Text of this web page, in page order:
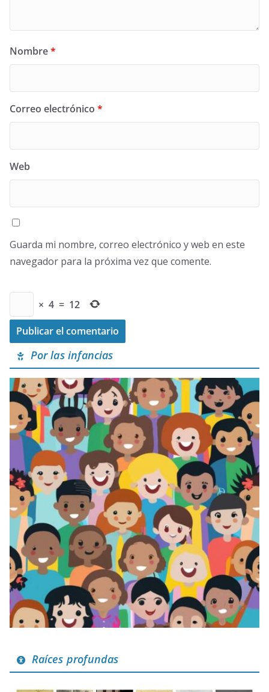
Nombre*
Correo electrónico *
Web
Guarda mi nombre, correo electrónico y web en este
navegador para la próxima vez que comente.
× 4 = 12
Por las infancias
Raíces profundas